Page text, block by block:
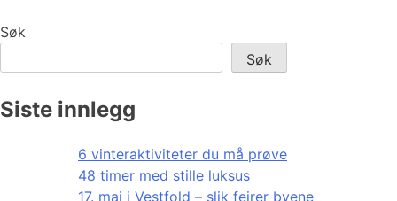
Søk
Søk
Siste innlegg
6 vinteraktiviteter du må prøve
48 timer med stille luksus
17. mai i Vestfold – slik feirer byene